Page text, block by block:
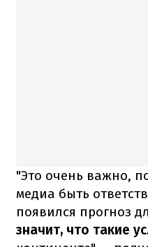
"Это очень важно,
медиа быть
появился прогноз
значит, что такие